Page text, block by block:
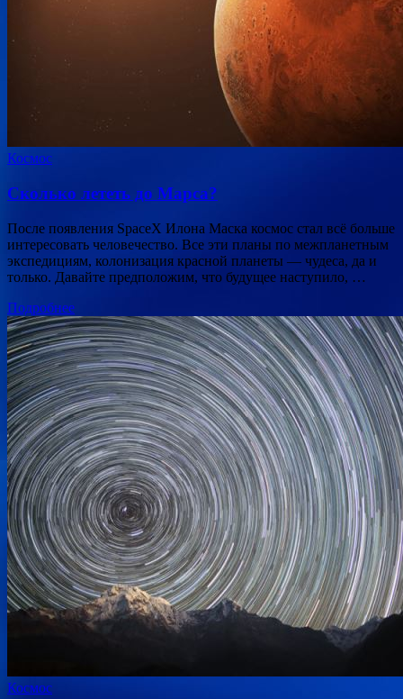
Космос
Сколько лететь до Марса?
После появления SpaceX Илона Маска космос стал всё больше
интересовать человечество. Все эти планы по межпланетным
экспедициям, колонизация красной планеты — чудеса, да и
только. Давайте предположим, что будущее наступило, …
Подробнее
Космос